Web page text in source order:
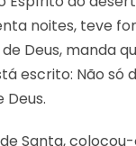
noites, teve
Deus, manda
escrito: Não só
Santa,